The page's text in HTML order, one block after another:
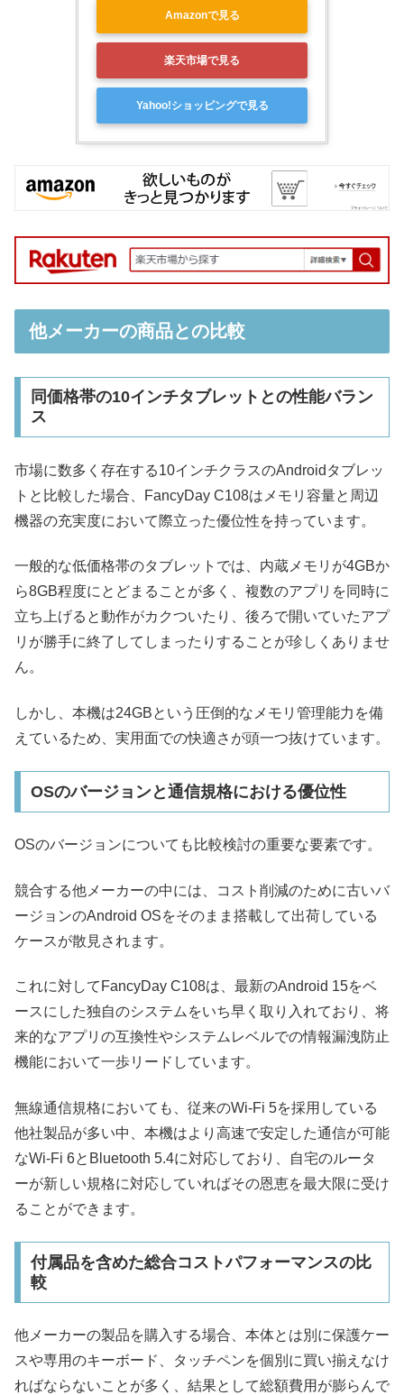
Amazonで見る
楽天市場で見る
Yahoo!ショッピングで見る
他メーカーの商品との比較
同価格帯の10インチタブレットとの性能バラン
ス
市場に数多く存在する10インチクラスのAndroidタブレッ
トと比較した場合、FancyDay C108はメモリ容量と周辺
機器の充実度において際立った優位性を持っています。
一般的な低価格帯のタブレットでは、内蔵メモリが4GBか
ら8GB程度にとどまることが多く、複数のアプリを同時に
立ち上げると動作がカクついたり、後ろで開いていたアプ
リが勝手に終了してしまったりすることが珍しくありませ
ん。
しかし、本機は24GBという圧倒的なメモリ管理能力を備
えているため、実用面での快適さが頭一つ抜けています。
OSのバージョンと通信規格における優位性
OSのバージョンについても比較検討の重要な要素です。
競合する他メーカーの中には、コスト削減のために古いバ
ージョンのAndroid OSをそのまま搭載して出荷している
ケースが散見されます。
これに対してFancyDay C108は、最新のAndroid 15をベ
ースにした独自のシステムをいち早く取り入れており、将
来的なアプリの互換性やシステムレベルでの情報漏洩防止
機能において一歩リードしています。
無線通信規格においても、従来のWi-Fi 5を採用している
他社製品が多い中、本機はより高速で安定した通信が可能
なWi-Fi 6とBluetooth 5.4に対応しており、自宅のルータ
ーが新しい規格に対応していればその恩恵を最大限に受け
ることができます。
付属品を含めた総合コストパフォーマンスの比
較
他メーカーの製品を購入する場合、本体とは別に保護ケー
スや専用のキーボード、タッチペンを個別に買い揃えなけ
ればならないことが多く、結果として総額費用が膨らんで